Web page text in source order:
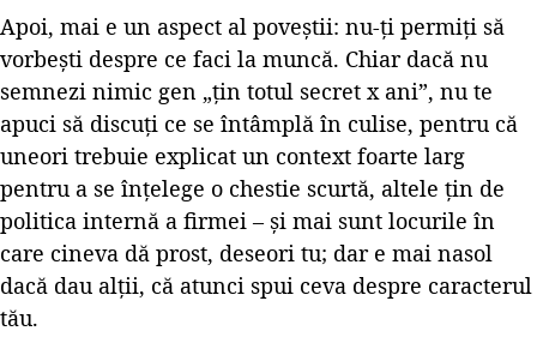
Apoi, mai e un aspect al poveștii: nu-ți permiți să
vorbești despre ce faci la muncă. Chiar dacă nu
semnezi nimic gen „țin totul secret x ani”, nu te
apuci să discuți ce se întâmplă în culise, pentru că
uneori trebuie explicat un context foarte larg
pentru a se înțelege o chestie scurtă, altele țin de
politica internă a firmei – și mai sunt locurile în
care cineva dă prost, deseori tu; dar e mai nasol
dacă dau alții, că atunci spui ceva despre caracterul
tău.